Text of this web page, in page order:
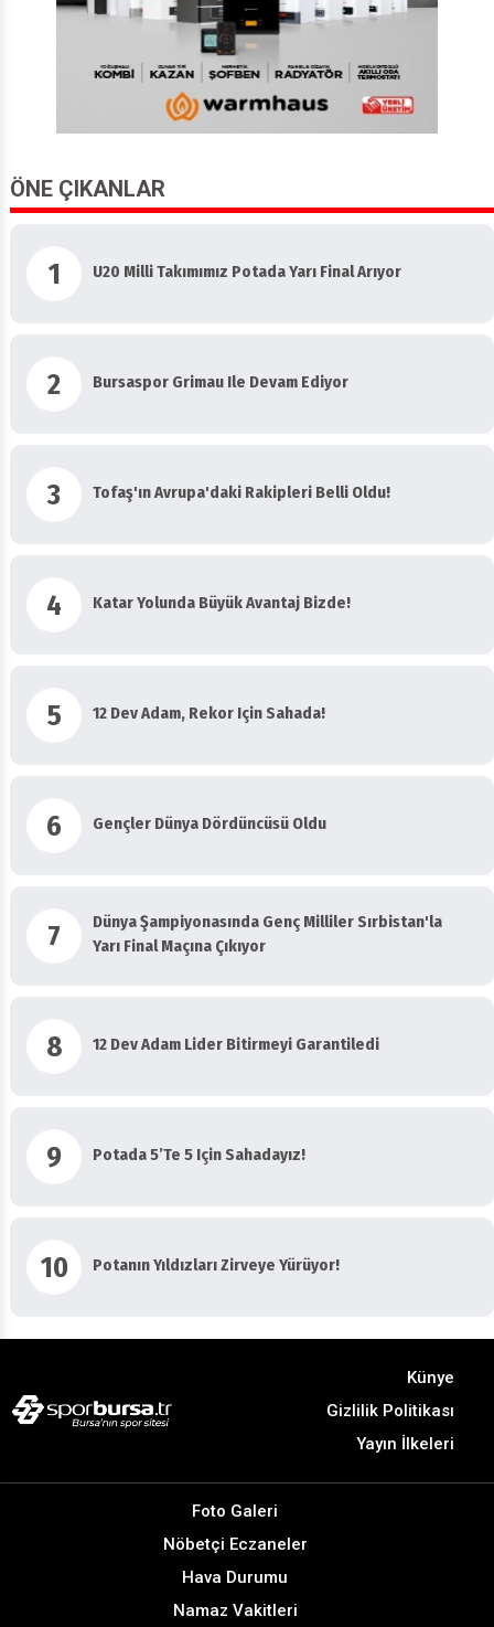
ÖNE ÇIKANLAR
1 U20 Milli Takımımız Potada Yarı Final Arıyor
2 Bursaspor Grimau Ile Devam Ediyor
3 Tofaş'ın Avrupa'daki Rakipleri Belli Oldu!
4 Katar Yolunda Büyük Avantaj Bizde!
5 12 Dev Adam, Rekor Için Sahada!
6 Gençler Dünya Dördüncüsü Oldu
7
Dünya Şampiyonasında Genç Milliler Sırbistan'la
Yarı Final Maçına Çıkıyor
8 12 Dev Adam Lider Bitirmeyi Garantiledi
9 Potada 5’te 5 Için Sahadayız!
10 Potanın Yıldızları Zirveye Yürüyor!
Künye
Yayın İlkeleri
Nöbetçi Eczaneler